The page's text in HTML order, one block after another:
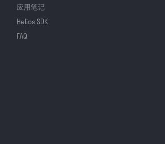
应用笔记
Helios SDK
FAQ